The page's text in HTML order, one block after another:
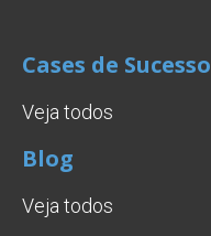
Cases de Sucesso
Veja todos
Blog
Veja todos